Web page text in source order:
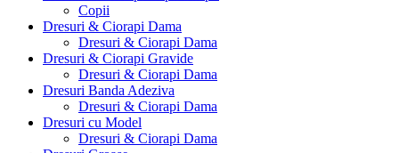
Copii
Dresuri & Ciorapi Dama
Dresuri & Ciorapi Dama
Dresuri & Ciorapi Gravide
Dresuri & Ciorapi Dama
Dresuri Banda Adeziva
Dresuri & Ciorapi Dama
Dresuri cu Model
Dresuri & Ciorapi Dama